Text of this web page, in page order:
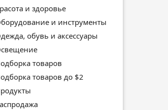
и здоровье
и инструменты
обувь и аксессуары
товаров
товаров до $2